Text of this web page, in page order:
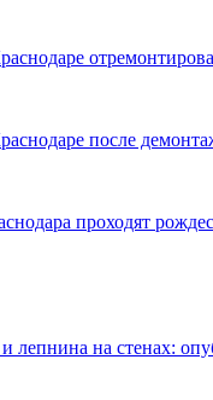
после
проходят
и лепнина на стенах: